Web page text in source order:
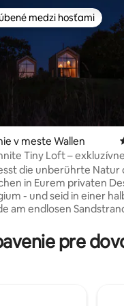
4,89 z 5, počet
medzi hosťami
medzi hosťami
v meste Wallen
Tiny Loft –
Bdie unberührte Natur
in Eurem privaten
- und seid in einer
am endlosen
Holi Huus sind
klimapositive
pre